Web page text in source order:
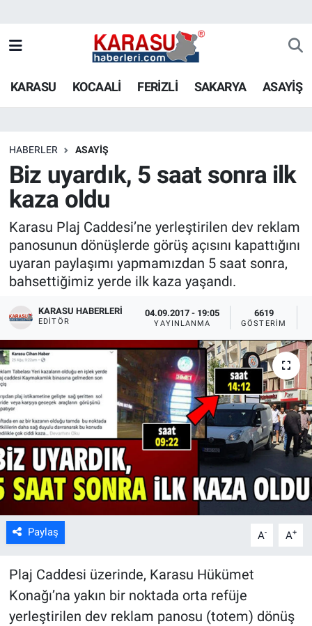
KARASU KOCAALİ FERİZLİ SAKARYA ASAYİŞ
HABERLER ASAYİŞ
Biz uyardık, 5 saat sonra ilk
kaza oldu
Karasu Plaj Caddesi’ne yerleştirilen dev reklam
panosunun dönüşlerde görüş açısını kapattığını
uyaran paylaşımı yapmamızdan 5 saat sonra,
bahsettiğimiz yerde ilk kaza yaşandı.
KARASU HABERLERI
EDITÖR
04.09.2017 - 19:05
YAYINLANMA
6619
GÖSTERIM
Paylaş A- A+
Plaj Caddesi üzerinde, Karasu Hükümet
Konağı’na yakın bir noktada orta refüje
yerleştirilen dev reklam panosu (totem) dönüş